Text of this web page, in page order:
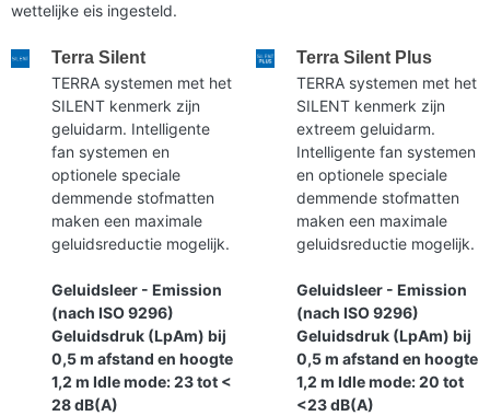
wettelijke eis ingesteld.
Terra Silent
TERRA systemen met het
SILENT kenmerk zijn
geluidarm. Intelligente
fan systemen en
optionele speciale
demmende stofmatten
maken een maximale
geluidsreductie mogelijk.
Geluidsleer - Emission
(nach ISO 9296)
Geluidsdruk (LpAm) bij
0,5 m afstand en hoogte
1,2 m Idle mode: 23 tot <
28 dB(A)
Terra Silent Plus
TERRA systemen met het
SILENT kenmerk zijn
extreem geluidarm.
Intelligente fan systemen
en optionele speciale
demmende stofmatten
maken een maximale
geluidsreductie mogelijk.
Geluidsleer - Emission
(nach ISO 9296)
Geluidsdruk (LpAm) bij
0,5 m afstand en hoogte
1,2 m Idle mode: 20 tot
<23 dB(A)